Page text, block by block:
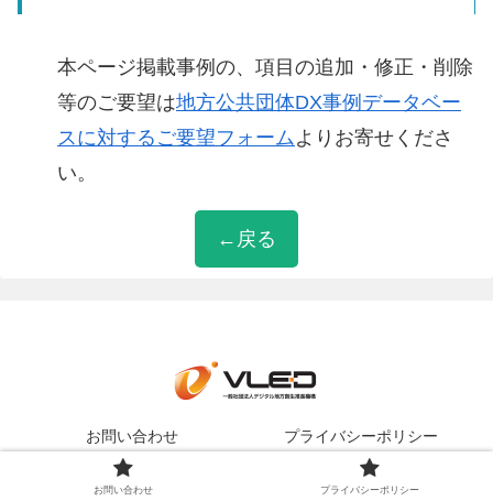
←戻る
本ページ掲載事例の、項目の追加・修正・削除
等のご要望は地方公共団体DX事例データベー
スに対するご要望フォームよりお寄せくださ
い。
お問い合わせ プライバシーポリシー
Copyright © 一般社団法人デジタル地方創生推進機構
お問い合わせ プライバシーポリシー